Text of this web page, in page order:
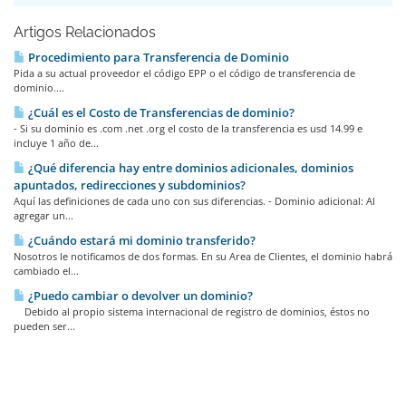
Artigos Relacionados
Procedimiento para Transferencia de Dominio
Pida a su actual proveedor el código EPP o el código de transferencia de
dominio....
¿Cuál es el Costo de Transferencias de dominio?
- Si su dominio es .com .net .org el costo de la transferencia es usd 14.99 e
incluye 1 año de...
¿Qué diferencia hay entre dominios adicionales, dominios
apuntados, redirecciones y subdominios?
Aquí las definiciones de cada uno con sus diferencias. - Dominio adicional: Al
agregar un...
¿Cuándo estará mi dominio transferido?
Nosotros le notificamos de dos formas. En su Area de Clientes, el dominio habrá
cambiado el...
¿Puedo cambiar o devolver un dominio?
Debido al propio sistema internacional de registro de dominios, éstos no
pueden ser...